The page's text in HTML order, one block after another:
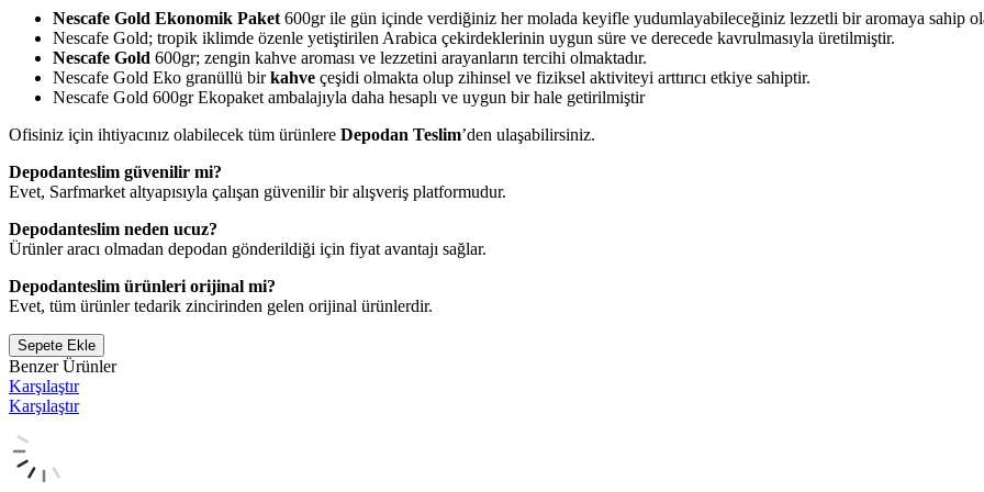
Nescafe Gold Ekonomik Paket 600gr ile gün içinde verdiğiniz her molada keyifle yudumlayabileceğiniz lezzetli bir aromaya sahip
Nescafe Gold; tropik iklimde özenle yetiştirilen Arabica çekirdeklerinin uygun süre ve derecede kavrulmasıyla üretilmiştir.
Nescafe Gold 600gr; zengin kahve aroması ve lezzetini arayanların tercihi olmaktadır.
Nescafe Gold Eko granüllü birkahve çeşidi olmakta olup zihinsel ve fiziksel aktiviteyi arttırıcı etkiye sahiptir.
Nescafe Gold 600gr Ekopaket ambalajıyla daha hesaplı ve uygun bir hale getirilmiştir
Ofisiniz için ihtiyacınız olabilecek tüm ürünlere Depodan Teslim’den ulaşabilirsiniz.
Depodanteslim güvenilir mi?
Evet, Sarfmarket altyapısıyla çalışan güvenilir bir alışveriş platformudur.
Depodanteslim neden ucuz?
Ürünler aracı olmadan depodan gönderildiği için fiyat avantajı sağlar.
Depodanteslim ürünleri orijinal mi?
Evet, tüm ürünler tedarik zincirinden gelen orijinal ürünlerdir.
Sepete Ekle
Benzer Ürünler
Karşılaştır
Karşılaştır